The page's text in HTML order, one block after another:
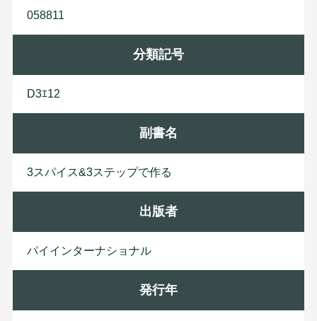
058811
分類記号
D3ｴ12
副書名
3スパイス&3ステップで作る
出版者
パイ イ ンターナシ ョナル
発行年